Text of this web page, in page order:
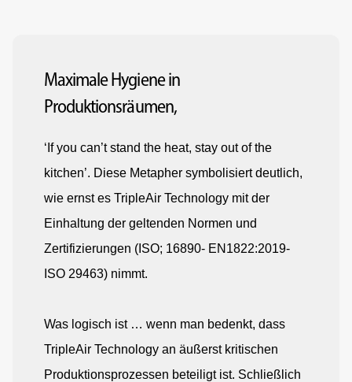
Maximale Hygiene in
Produktionsräumen,
‘If you can’t stand the heat, stay out of the
kitchen’. Diese Metapher symbolisiert deutlich,
wie ernst es TripleAir Technology mit der
Einhaltung der geltenden Normen und
Zertifizierungen (ISO; 16890- EN1822:2019-
ISO 29463) nimmt.
Was logisch ist … wenn man bedenkt, dass
TripleAir Technology an äußerst kritischen
Produktionsprozessen beteiligt ist. Schließlich